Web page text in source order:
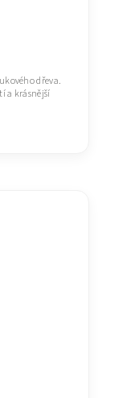
dřeva.
a krásnější